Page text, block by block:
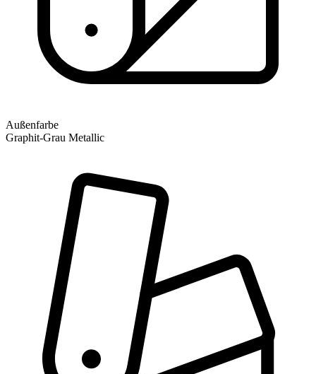
Außenfarbe
Graphit-Grau Metallic